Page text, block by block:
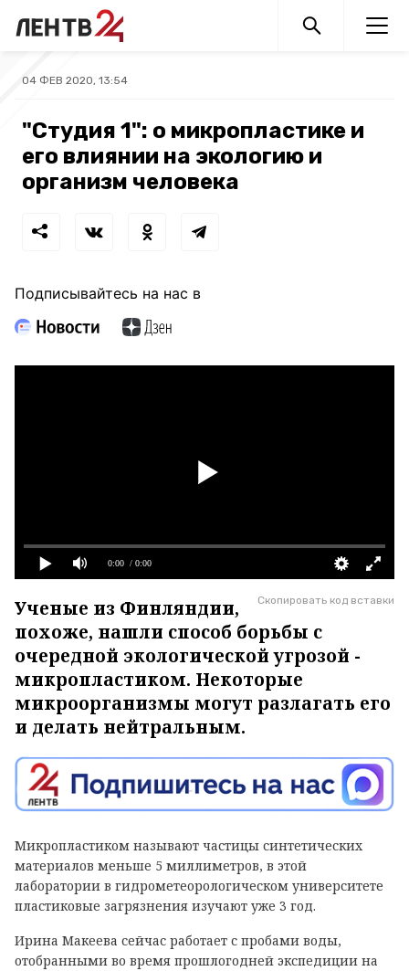
04 ФЕВ 2020, 13:54
"Студия 1": о микропластике и
его влиянии на экологию и
организм человека
Подписывайтесь на нас в
0:00 / 0:00
Скопировать код вставки
Ученые из Финляндии,
похоже, нашли способ борьбы с
очередной экологической угрозой -
микропластиком. Некоторые
микроорганизмы могут разлагать его
и делать нейтральным.
Микропластиком называют частицы синтетических
материалов меньше 5 миллиметров, в этой
лаборатории в гидрометеорологическом университете
пластиковые загрязнения изучают уже 3 год.
Ирина Макеева сейчас работает с пробами воды,
отобранными во время прошлогодней экспедиции на